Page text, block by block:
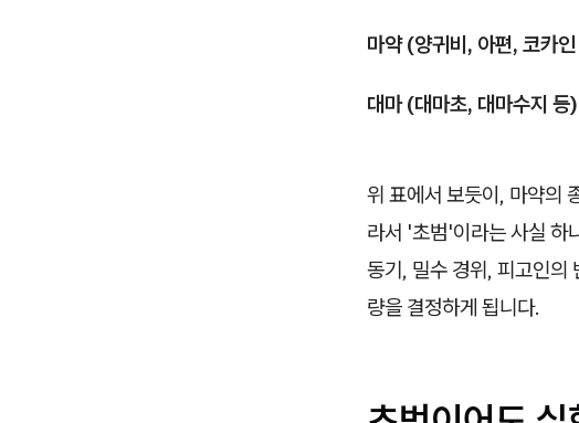
마약 (양귀비, 아편, 코카
대마 (대마초, 대마수지 등)
위 표에서 보듯이, 마약의
라서 '초범'이라는 사실 하
동기, 밀수 경위, 피고인의
량을 결정하게 됩니다.